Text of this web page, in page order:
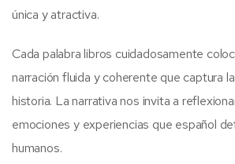
única y atractiva.
Cada palabra libros cuidadosamente
narración fluida y coherente que captura
historia. La narrativa nos invita a
emociones y experiencias que español
humanos.